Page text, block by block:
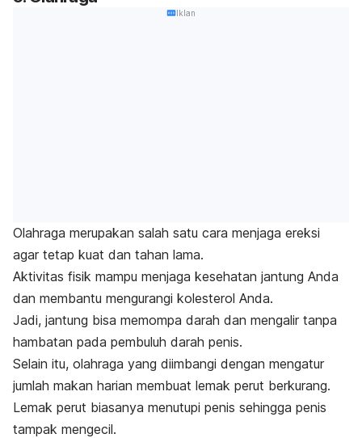
Iklan
Olahraga merupakan salah satu cara menjaga ereksi
agar tetap kuat dan tahan lama.
Aktivitas fisik mampu menjaga kesehatan jantung Anda
dan membantu mengurangi kolesterol Anda.
Jadi, jantung bisa memompa darah dan mengalir tanpa
hambatan pada pembuluh darah penis.
Selain itu, olahraga yang diimbangi dengan mengatur
jumlah makan harian membuat lemak perut berkurang.
Lemak perut biasanya menutupi penis sehingga penis
tampak mengecil.